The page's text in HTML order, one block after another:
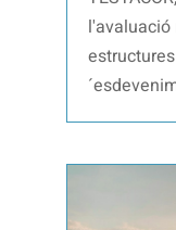
l'avaluació